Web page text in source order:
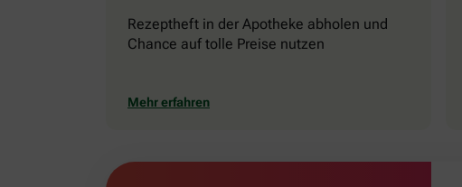
Rezeptheft in der Apotheke abholen und
Chance auf tolle Preise nutzen
Mehr erfahren